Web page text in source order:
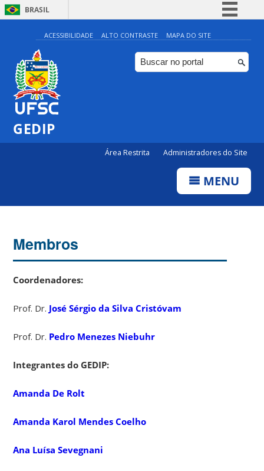
BRASIL
Simplifique!
Comunica BR
Participe
ACESSIBILIDADE ALTO CONTRASTE MAPA DO SITE
GEDIP
Área Restrita Administradores do Site
MENU
Membros
Coordenadores:
Prof. Dr. José Sérgio da Silva Cristóvam
Prof. Dr. Pedro Menezes Niebuhr
Integrantes do GEDIP:
Amanda De Rolt
Amanda Karol Mendes Coelho
Ana Luísa Sevegnani